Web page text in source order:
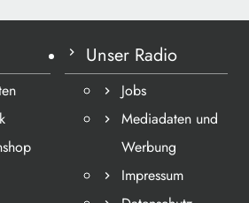
Unser Radio
Jobs
Mediadaten und
Werbung
Impressum